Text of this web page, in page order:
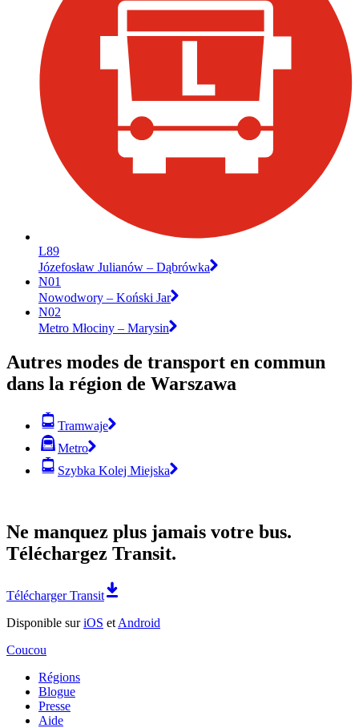
L89
Józefosław Julianów – Dąbrówka
N01
Nowodwory – Koński Jar
N02
Metro Młociny – Marysin
Autres modes de transport en commun
dans la région de Warszawa
Tramwaje
Metro
Szybka Kolej Miejska
Ne manquez plus jamais votre bus.
Téléchargez Transit.
Télécharger Transit
Disponible suriOS et Android
Coucou
Régions
Blogue
Presse
Aide